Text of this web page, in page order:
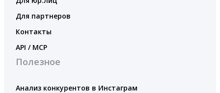
Для партнеров
Контакты
API / MCP
Полезное
Анализ конкурентов в Инстаграм